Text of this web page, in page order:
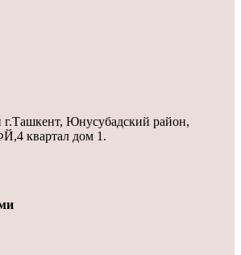
г.Ташкент, Юнусубадский район,
квартал дом 1.